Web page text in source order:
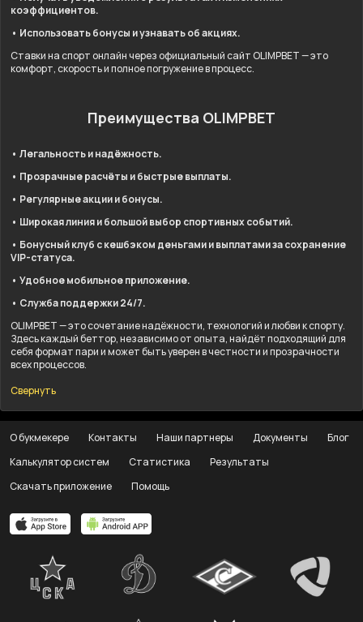
коэффициентов.
• Использовать бонусы и узнавать об акциях.
Ставки на спорт онлайн через официальный сайт OLIMPBET — это
комфорт, скорость и полное погружение в процесс.
Преимущества OLIMPBET
• Легальность и надёжность.
• Прозрачные расчёты и быстрые выплаты.
• Регулярные акции и бонусы.
• Широкая линия и большой выбор спортивных событий.
• Бонусный клуб с кешбэком деньгами и выплатами за сохранение
VIP-статуса.
• Удобное мобильное приложение.
• Служба поддержки 24/7.
OLIMPBET — это сочетание надёжности, технологий и любви к спорту.
Здесь каждый беттор, независимо от опыта, найдёт подходящий для
себя формат пари и может быть уверен в честности и прозрачности
всех процессов.
Свернуть
О букмекере Контакты Наши партнеры Документы
Блог
Калькулятор систем
Статистика
Результаты
Скачать приложение
Помощь